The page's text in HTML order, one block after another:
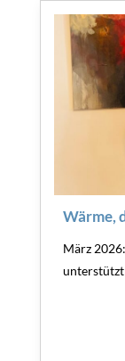
Wärme,
März